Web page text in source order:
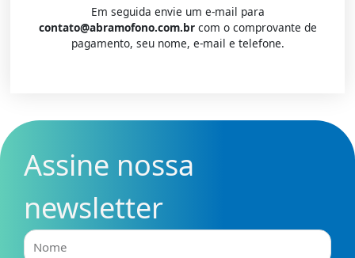
Em seguida envie um e-mail para
contato@abramofono.com.brcom o comprovante de
pagamento, seu nome, e-mail e telefone.
Assine nossa
newsletter
Nome